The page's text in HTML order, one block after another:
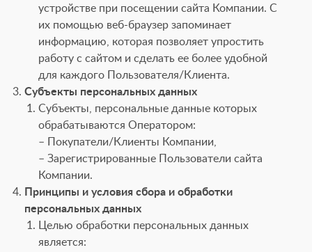
устройстве при посещении сайта Компании. С
их помощью веб-браузер запоминает
информацию, которая позволяет упростить
работу с сайтом и сделать ее более удобной
для каждого Пользователя/Клиента.
Субъекты персональных данных
Субъекты, персональные данные которых
обрабатываются Оператором:
– Покупатели/Клиенты Компании,
– Зарегистрированные Пользователи сайта
Компании.
Принципы и условия сбора и обработки
персональных данных
Целью обработки персональных данных
является: